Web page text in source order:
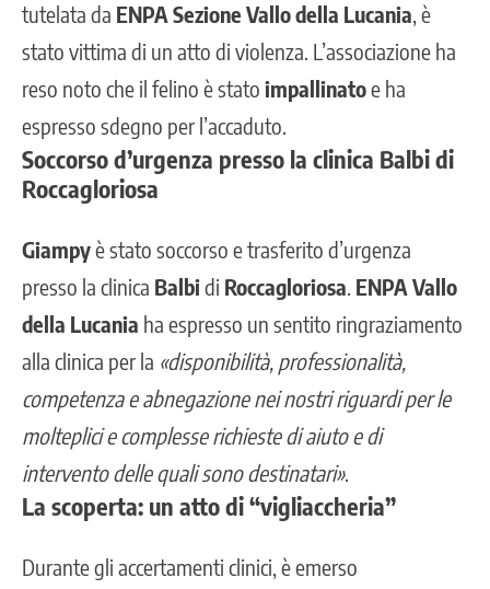
tutelata da ENPA Sezione Vallo della Lucania, è
stato vittima di un atto di violenza. L’associazione ha
reso noto che il felino è stato impallinatoe ha
espresso sdegno per l’accaduto.
Soccorso d’urgenza presso la clinica Balbi di
Roccagloriosa
Giampyè stato soccorso e trasferito d’urgenza
presso la clinica Balbidi Roccagloriosa. ENPA Vallo
della Lucania ha espresso un sentito ringraziamento
alla clinica per la «disponibilità, professionalità,
competenza e abnegazione nei nostri riguardi per le
molteplici e complesse richieste di aiuto e di
intervento delle quali sono destinatari».
La scoperta: un atto di “vigliaccheria”
Durante gli accertamenti clinici, è emerso